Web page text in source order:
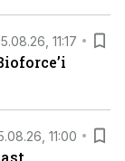
11:17
11:00